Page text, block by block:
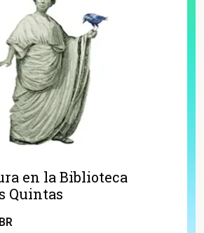
en la Biblioteca
Quintas